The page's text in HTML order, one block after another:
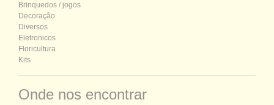
Brinquedos / jogos
Decoração
Diversos
Eletronicos
Floricultura
Kits
Onde nos encontrar